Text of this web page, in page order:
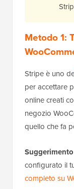
Metodo 1:
Stripe è uno
per accettare
online creati
negozio
quello che fa
configurato il
completo su